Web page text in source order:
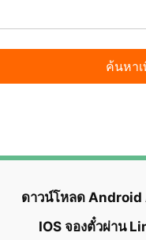
ดาวน์โหลด Android
IOS จองตั๋วผ่าน